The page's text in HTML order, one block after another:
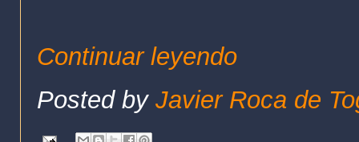
Continuar leyendo
Posted by Javier Roca de